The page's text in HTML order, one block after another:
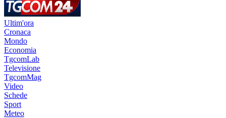
Ultim'ora
Cronaca
Mondo
Economia
TgcomLab
Televisione
TgcomMag
Video
Schede
Sport
Meteo